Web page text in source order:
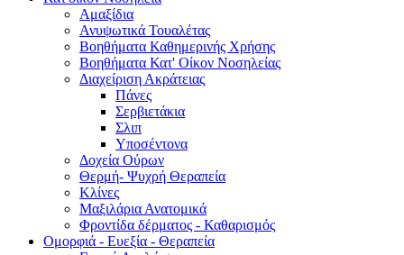
Αμαξίδια
Ανυψωτικά Τουαλέτας
Βοηθήματα Καθημερινής Χρήσης
Βοηθήματα Κατ' Οίκον Νοσηλείας
Διαχείριση Ακράτειας
Πάνες
Σερβιετάκια
Σλιπ
Υποσέντονα
Δοχεία Ούρων
Θερμή- Ψυχρή Θεραπεία
Κλίνες
Μαξιλάρια Ανατομικά
Φροντίδα δέρματος - Καθαρισμός
Ομορφιά - Ευεξία - Θεραπεία